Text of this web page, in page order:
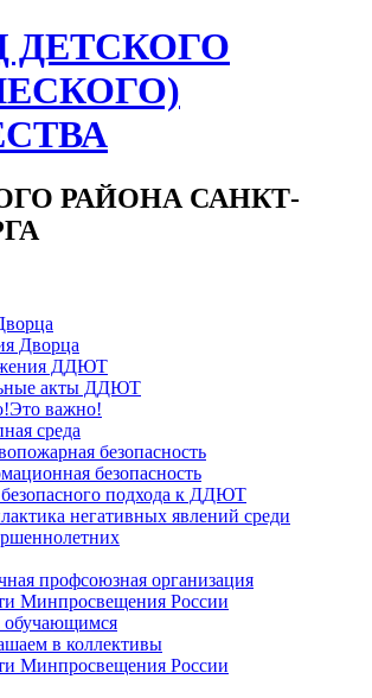
ДЕТСКОГО
РАЙОНА САНКТ-
Дворца
ДДЮТ
акты ДДЮТ
Это важно!
среда
безопасность
безопасность
подхода к ДДЮТ
негативных явлений среди
профсоюзная организация
Минпросвещения России
обучающимся
в коллективы
Минпросвещения России